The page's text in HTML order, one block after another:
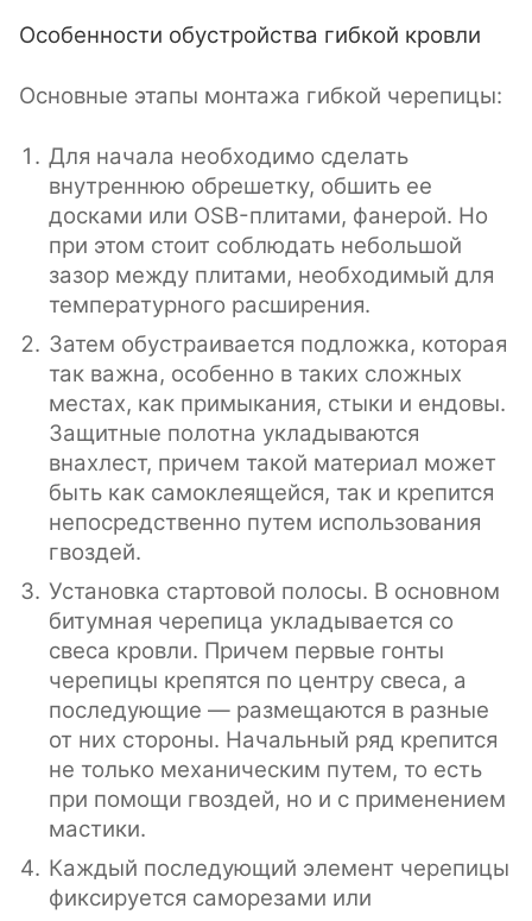
Особенности обустройства гибкой кровли
Основные этапы монтажа гибкой черепицы:
Для начала необходимо сделать
внутреннюю обрешетку, обшить ее
досками или OSB-плитами, фанерой. Но
при этом стоит соблюдать небольшой
зазор между плитами, необходимый для
температурного расширения.
Затем обустраивается подложка, которая
так важна, особенно в таких сложных
местах, как примыкания, стыки и ендовы.
Защитные полотна укладываются
внахлест, причем такой материал может
быть как самоклеящейся, так и крепится
непосредственно путем использования
гвоздей.
Установка стартовой полосы. В основном
битумная черепица укладывается со
свеса кровли. Причем первые гонты
черепицы крепятся по центру свеса, а
последующие — размещаются в разные
от них стороны. Начальный ряд крепится
не только механическим путем, то есть
при помощи гвоздей, но и с применением
мастики.
Каждый последующий элемент черепицы
фиксируется саморезами или